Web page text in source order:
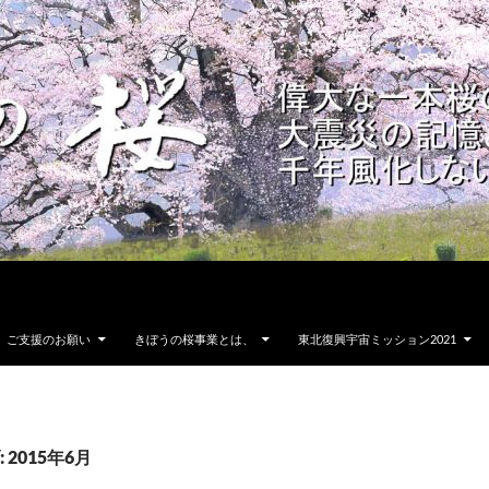
ご支援のお願い きぼうの桜事業とは、 東北復興宇宙ミッション2021
2015年6月